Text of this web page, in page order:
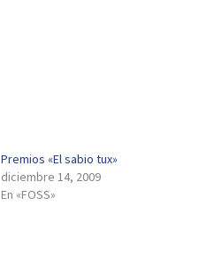
Premios «El sabio tux»
diciembre 14, 2009
En «FOSS»